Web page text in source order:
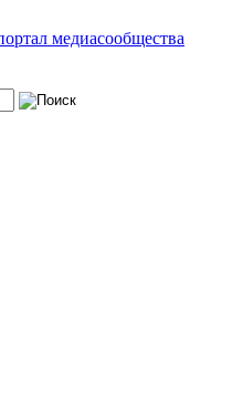
медиасообщества